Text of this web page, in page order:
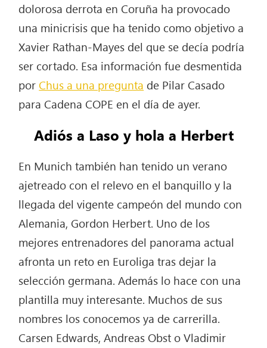
dolorosa derrota en Coruña ha provocado
una minicrisis que ha tenido como objetivo a
Xavier Rathan-Mayes del que se decía podría
ser cortado. Esa información fue desmentida
porChus a una pregunta de Pilar Casado
para Cadena COPE en el día de ayer.
Adiós a Laso y hola a Herbert
En Munich también han tenido un verano
ajetreado con el relevo en el banquillo y la
llegada del vigente campeón del mundo con
Alemania, Gordon Herbert. Uno de los
mejores entrenadores del panorama actual
afronta un reto en Euroliga tras dejar la
selección germana. Además lo hace con una
plantilla muy interesante. Muchos de sus
nombres los conocemos ya de carrerilla.
Carsen Edwards, Andreas Obst o Vladimir